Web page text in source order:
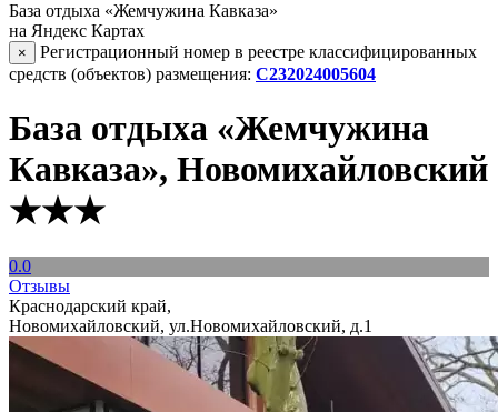
База отдыха «Жемчужина Кавказа»
на Яндекс Картах
×
Регистрационный номер в реестре классифицированных
средств (объектов) размещения: С232024005604
База отдыха «Жемчужина
Кавказа», Новомихайловский
★★★
0.0
Отзывы
Краснодарский край,
Новомихайловский, ул.Новомихайловский, д.1